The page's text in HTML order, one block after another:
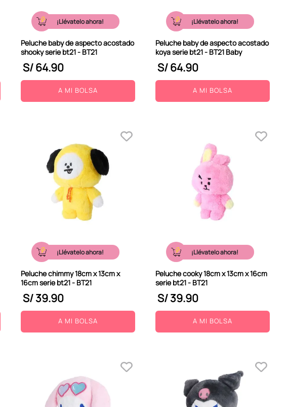
¡Llévatelo ahora!
Peluche baby de aspecto acostado
shooky serie bt21 - BT21
S/64.90
A MI BOLSA
¡Llévatelo ahora!
Peluche baby de aspecto acostado
koya serie bt21 - BT21 Baby
S/64.90
A MI BOLSA
¡Llévatelo ahora!
Peluche chimmy 18cm x 13cm x
16cm serie bt21 - BT21
S/39.90
A MI BOLSA
¡Llévatelo ahora!
Peluche cooky 18cm x 13cm x 16cm
serie bt21 - BT21
S/39.90
A MI BOLSA